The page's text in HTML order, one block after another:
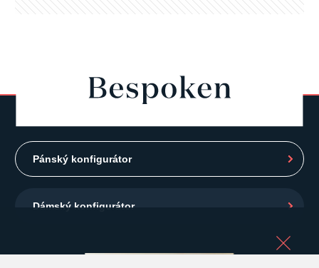
Pánský konfigurátor
Dámský konfigurátor